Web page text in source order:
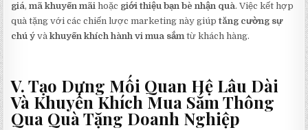
giá,mã khuyến mãi hoặc giới thiệu bạn bè nhận quà. Việc kết hợp
quà tặng với các chiến lược marketing này giúptăng cường sự
chú ý vàkhuyến khích hành vi mua sắmtừ khách hàng.
V. Tạo Dựng Mối Quan Hệ Lâu Dài
Và Khuyến Khích Mua Sắm Thông
Qua Quà Tặng Doanh Nghiệp